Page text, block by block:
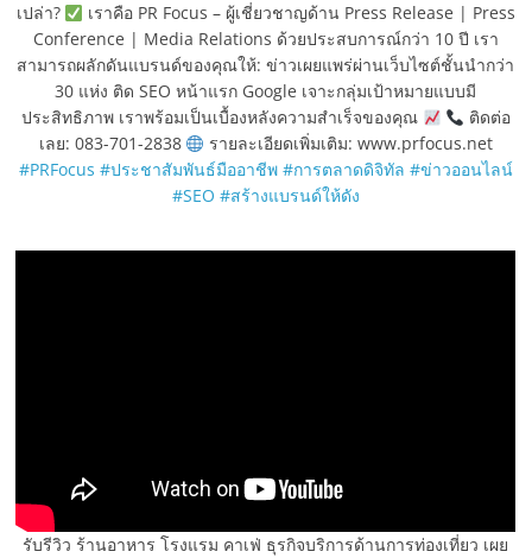
เปล่า?
เราคือ PR Focus – ผู้เชี่ยวชาญด้าน Press Release | Press
Conference | Media Relations ด้วยประสบการณ์กว่า 10 ปี เรา
สามารถผลักดันแบรนด์ของคุณให้: ข่าวเผยแพร่ผ่านเว็บไซต์ชั้นนำกว่า
30 แห่ง ติด SEO หน้าแรก Google เจาะกลุ่มเป้าหมายแบบมี
ประสิทธิภาพ เราพร้อมเป็นเบื้องหลังความสำเร็จของคุณ
ติดต่อ
เลย: 083-701-2838
รายละเอียดเพิ่มเติม: www.prfocus.net
#PRFocus #ประชาสัมพันธ์มืออาชีพ #การตลาดดิจิทัล #ข่าวออนไลน์
#SEO #สร้างแบรนด์ให้ดัง
รับรีวิว ร้านอาหาร โรงแรม คาเฟ่ ธุรกิจบริการด้านการท่องเที่ยว เผย